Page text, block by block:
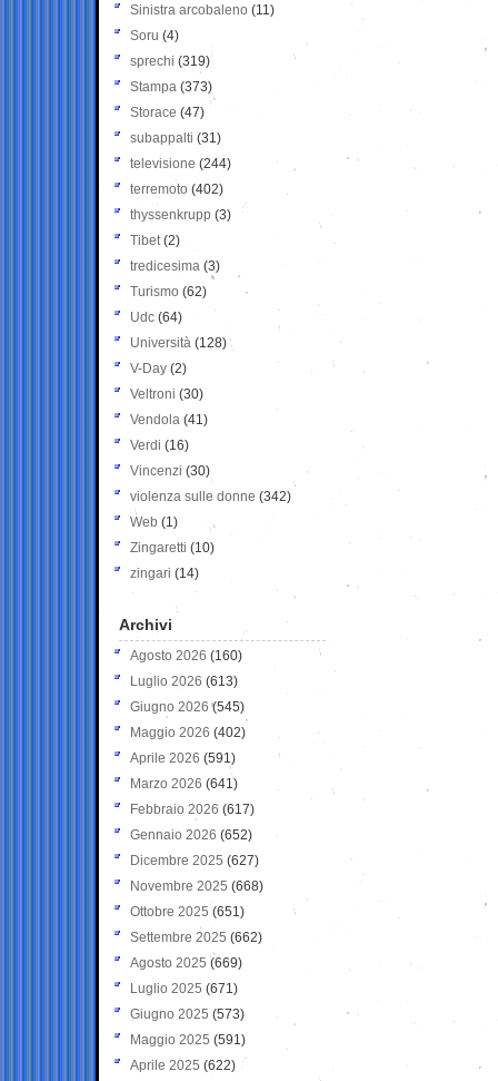
Sinistra arcobaleno (11)
Soru (4)
sprechi (319)
Stampa (373)
Storace (47)
subappalti (31)
televisione(244)
terremoto (402)
thyssenkrupp (3)
Tibet(2)
tredicesima (3)
Turismo (62)
Udc (64)
Università (128)
V-Day (2)
Veltroni (30)
Vendola (41)
Verdi (16)
Vincenzi (30)
violenza sulle donne (342)
Web (1)
Zingaretti (10)
zingari (14)
Archivi
Agosto 2026 (160)
Luglio 2026 (613)
Giugno 2026 (545)
Maggio 2026 (402)
Aprile 2026 (591)
Marzo 2026 (641)
Febbraio 2026 (617)
Gennaio 2026 (652)
Dicembre 2025 (627)
Novembre 2025 (668)
Ottobre 2025 (651)
Settembre 2025 (662)
Agosto 2025 (669)
Luglio 2025 (671)
Giugno 2025 (573)
Maggio 2025 (591)
Aprile 2025 (622)